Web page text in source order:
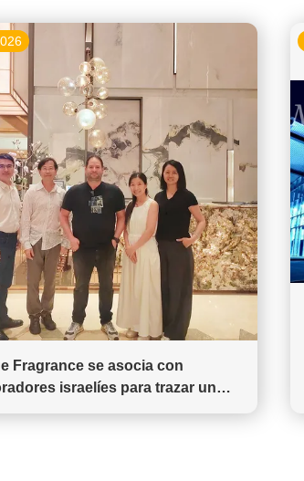
Fragrance se asocia con
israelíes para trazar un